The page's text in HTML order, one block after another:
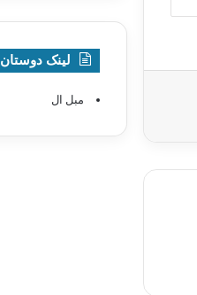
لینک دوستان
مبل ال